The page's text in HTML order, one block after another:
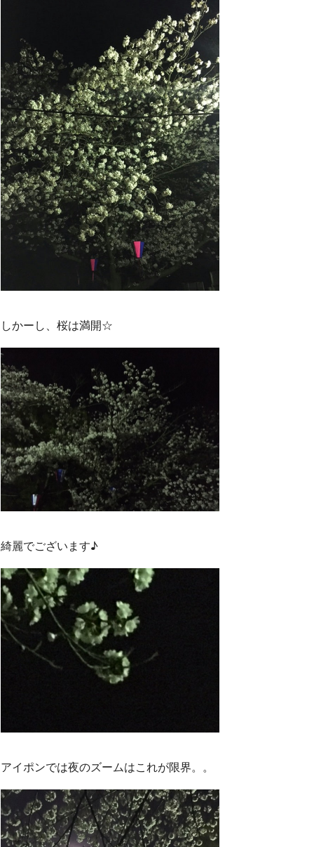
しかーし、桜は満開☆
綺麗でございます♪
アイポンでは夜のズームはこれが限界。。